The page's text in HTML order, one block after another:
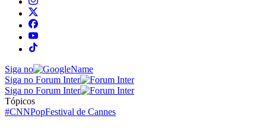
Siga no
Siga no Forum Inter
Siga no Forum Inter
Tópicos
#CNNPopFestival de Cannes